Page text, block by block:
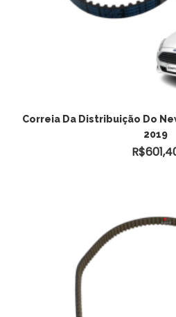
ADICIONAR AO
Correia Da Distribuição Do
2019
R$